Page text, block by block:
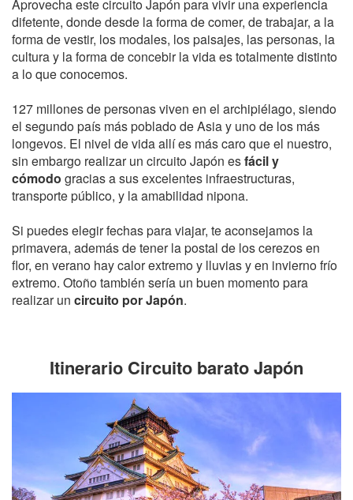
Aprovecha este circuito Japón para vivir una experiencia
difetente, donde desde la forma de comer, de trabajar, a la
forma de vestir, los modales, los paisajes, las personas, la
cultura y la forma de concebir la vida es totalmente distinto
a lo que conocemos.
127 millones de personas viven en el archipiélago, siendo
el segundo país más poblado de Asia y uno de los más
longevos. El nivel de vida allí es más caro que el nuestro,
sin embargo realizar un circuito Japón esfácil y
cómodo gracias a sus excelentes infraestructuras,
transporte público, y la amabilidad nipona.
Si puedes elegir fechas para viajar, te aconsejamos la
primavera, además de tener la postal de los cerezos en
flor, en verano hay calor extremo y lluvias y en invierno frío
extremo. Otoño también sería un buen momento para
realizar un circuito por Japón.
Itinerario Circuito barato Japón